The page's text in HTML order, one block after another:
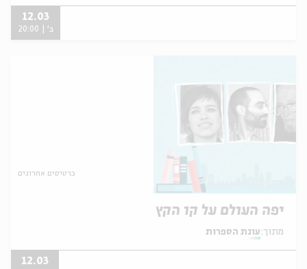
12.03
ב' | 20:00
כרטיסים אחרונים
יפה העולם על קו הקץ
מתוך: עונת הספרות
12.03